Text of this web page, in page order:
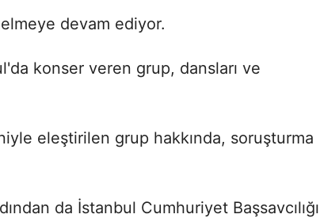
devam ediyor.
konser veren grup, dansları ve
eleştirilen grup hakkında, soruşturma
da İstanbul Cumhuriyet Başsavcılığı